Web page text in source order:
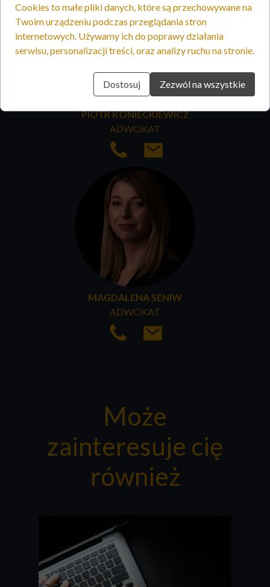
Może
zainteresuje cię
również
MAGDALENA SENIW
ADWOKAT
PIOTR KONIECKIEWICZ
ADWOKAT
Cookies to małe pliki danych, które są przechowywane na
Twoim urządzeniu podczas przeglądania stron
internetowych. Używamy ich do poprawy działania
serwisu, personalizacji treści, oraz analizy ruchu na stronie.
Dostosuj Zezwól na wszystkie